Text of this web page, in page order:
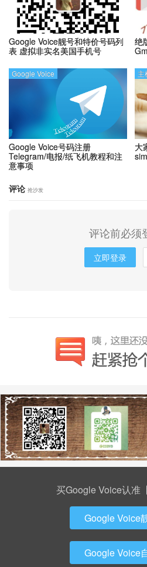
Google Voice靓号和特价号码列
表 虚拟非实名美国手机号
绝
Google Voice号码注册
Telegram/电报/纸飞机教程和注
意事项
Google Voice
大
主
评论 抢沙发
评论前必须
立即登录
买Google Voice认准
Google Voice
Google Voice